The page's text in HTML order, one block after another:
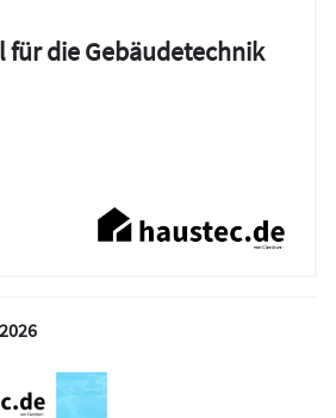
für die Gebäudetechnik